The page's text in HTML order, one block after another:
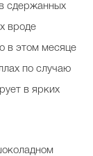
сдержанных
вроде
в этом месяце
по случаю
в ярких